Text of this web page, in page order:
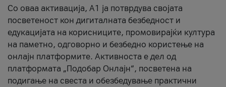
Со оваа активација, А1 ја потврдува својата
посветеност кон дигиталната безбедност и
едукацијата на корисниците, промовирајќи култура
на паметно, одговорно и безбедно користење на
онлајн платформите. Активноста е дел од
платформата „Подобар Онлајн“, посветена на
подигање на свеста и обезбедување практични